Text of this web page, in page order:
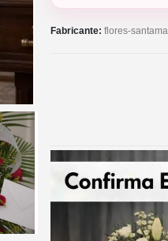
Fabricante: flores-